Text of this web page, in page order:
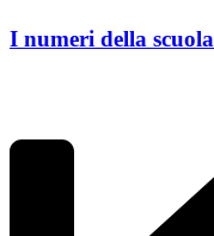
I numeri della scuola